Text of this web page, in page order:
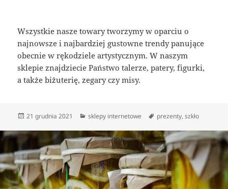
Wszystkie nasze towary tworzymy w oparciu o
najnowsze i najbardziej gustowne trendy panujące
obecnie w rękodziele artystycznym. W naszym
sklepie znajdziecie Państwo talerze, patery, figurki,
a także biżuterię, zegary czy misy.
Data
21 grudnia 2021 Kategorie
sklepy internetowe Tagi
prezenty,szkło